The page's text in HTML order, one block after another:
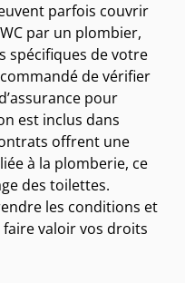
parfois couvrir
par un plombier,
spécifiques de votre
de vérifier
pour
est inclus dans
offrent une
à la plomberie, ce
des toilettes.
les conditions et
valoir vos droits